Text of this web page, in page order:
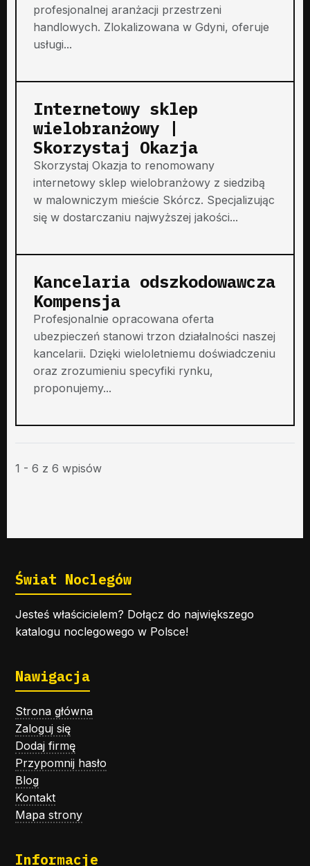
profesjonalnej aranżacji przestrzeni
handlowych. Zlokalizowana w Gdyni, oferuje
usługi...
Internetowy sklep
wielobranżowy |
Skorzystaj Okazja
Skorzystaj Okazja to renomowany
internetowy sklep wielobranżowy z siedzibą
w malowniczym mieście Skórcz. Specjalizując
się w dostarczaniu najwyższej jakości...
Kancelaria odszkodowawcza
Kompensja
Profesjonalnie opracowana oferta
ubezpieczeń stanowi trzon działalności naszej
kancelarii. Dzięki wieloletniemu doświadczeniu
oraz zrozumieniu specyfiki rynku,
proponujemy...
1 - 6 z 6 wpisów
Świat Noclegów
Jesteś właścicielem? Dołącz do największego
katalogu noclegowego w Polsce!
Nawigacja
Strona główna
Zaloguj się
Dodaj firmę
Przypomnij hasło
Blog
Kontakt
Mapa strony
Informacje